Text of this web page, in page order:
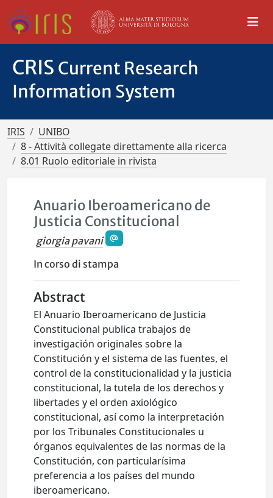
CRIS Current Research
Information System
IRIS
UNIBO
8 - Attività collegate direttamente alla ricerca
8.01 Ruolo editoriale in rivista
Anuario Iberoamericano de
Justicia Constitucional
giorgia pavani
In corso di stampa
Abstract
El Anuario Iberoamericano de Justicia
Constitucional publica trabajos de
investigación originales sobre la
Constitución y el sistema de las fuentes, el
control de la constitucionalidad y la justicia
constitucional, la tutela de los derechos y
libertades y el orden axiológico
constitucional, así como la interpretación
por los Tribunales Constitucionales u
órganos equivalentes de las normas de la
Constitución, con particularísima
preferencia a los países del mundo
iberoamericano.